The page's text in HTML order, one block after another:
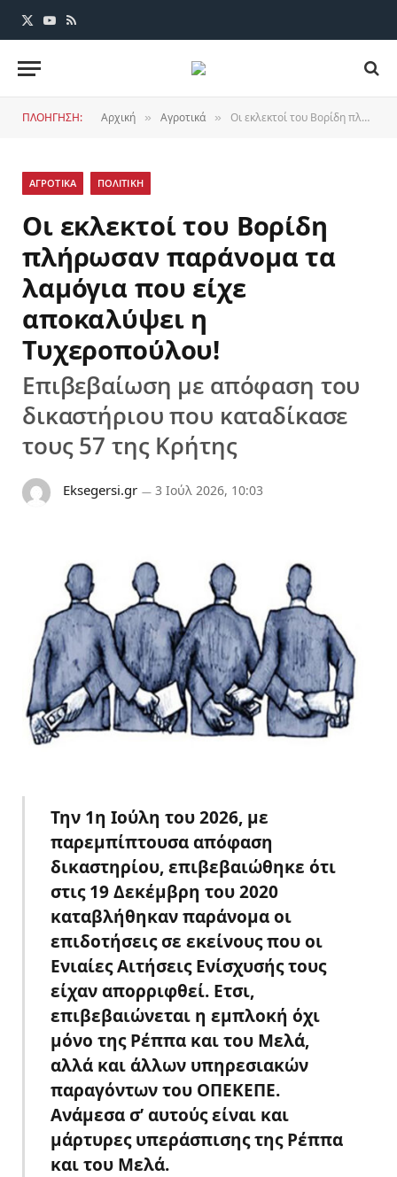
X
YouTube
RSS
ΠΛΟΗΓΗΣΗ: Αρχική » Αγροτικά » Οι εκλεκτοί του Βορίδη πλήρωσαν παράνομα τα λαμόγια που είχε αποκαλύψει η Τυχεροπούλου!
ΑΓΡΟΤΙΚΑ ΠΟΛΙΤΙΚΗ
Οι εκλεκτοί του Βορίδη
πλήρωσαν παράνομα τα
λαμόγια που είχε
αποκαλύψει η
Τυχεροπούλου!
Επιβεβαίωση με απόφαση του
δικαστήριου που καταδίκασε
τους 57 της Κρήτης
Eksegersi.gr 3 Ιούλ 2026, 10:03
Την 1η Ιούλη του 2026, με
παρεμπίπτουσα απόφαση
δικαστηρίου, επιβεβαιώθηκε ότι
στις 19 Δεκέμβρη του 2020
καταβλήθηκαν παράνομα οι
επιδοτήσεις σε εκείνους που οι
Ενιαίες Αιτήσεις Ενίσχυσής τους
είχαν απορριφθεί. Ετσι,
επιβεβαιώνεται η εμπλοκή όχι
μόνο της Ρέππα και του Μελά,
αλλά και άλλων υπηρεσιακών
παραγόντων του ΟΠΕΚΕΠΕ.
Ανάμεσα σ’ αυτούς είναι και
μάρτυρες υπεράσπισης της Ρέππα
και του Μελά.